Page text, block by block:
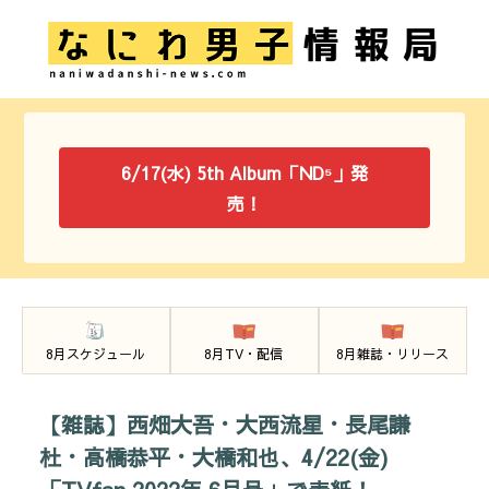
6/17(水) 5th Album「ND⁵」発
売！
8月スケジュール 8月TV・配信 8月雑誌・リリース
【雑誌】西畑大吾・大西流星・長尾謙
杜・高橋恭平・大橋和也、4/22(金)